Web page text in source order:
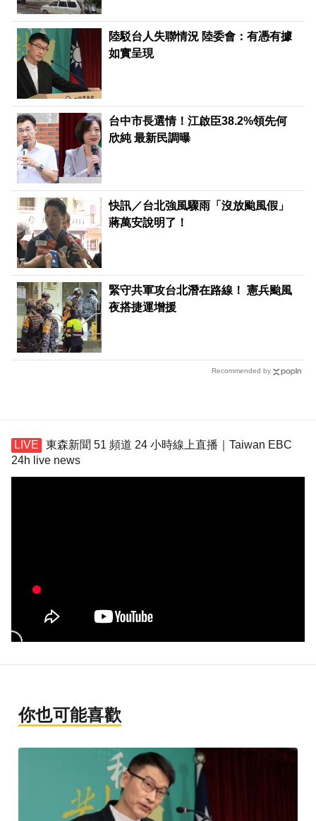
陸駁台人失聯情況 陸委會：有憑有據
如實呈現
台中市長選情！江啟臣38.2%領先何
欣純 最新民調曝
快訊／台北強風驟雨「沒放颱風假」
蔣萬安說明了！
緊守共軍攻台北潛在路線！ 憲兵颱風
夜搭捷運增援
Recommended by
東森新聞 51 頻道 24 小時線上直播｜Taiwan EBC
24h live news
你也可能喜歡